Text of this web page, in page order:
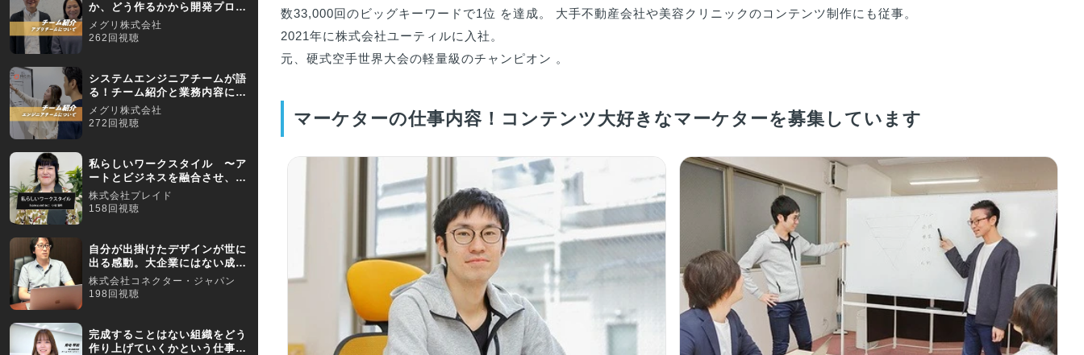
か、どう作るかから開発プロジ
ェクトに関われる面白さ
メグリ株式会社
262回視聴
システムエンジニアチームが語
る！チーム紹介と業務内容につ
いて
メグリ株式会社
272回視聴
私らしいワークスタイル 〜ア
ートとビジネスを融合させ、
ZEROで新たな挑戦を〜
株式会社プレイド
158回視聴
自分が出掛けたデザインが世に
出る感動。大企業にはない成長
環境です／【採用動画】
株式会社コネクター・ジャパン
198回視聴
完成することはない組織をどう
作り上げていくかという仕事に
数33,000回のビッグキーワードで1位 を達成。 大手不動産会社や美容クリニックのコンテンツ制作にも従事。
2021年に株式会社ユーティルに入社。
元、硬式空手世界大会の軽量級のチャンピオン 。
マーケターの仕事内容！コンテンツ大好きなマーケターを募集しています